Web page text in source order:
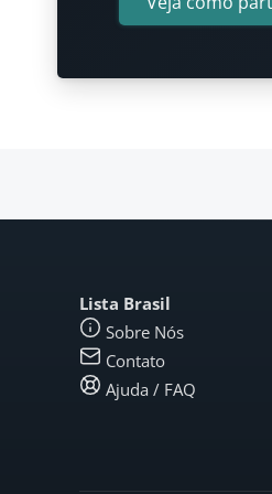
Lista Brasil
Sobre Nós
Contato
Ajuda / FAQ